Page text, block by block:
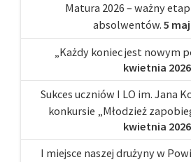
Matura 2026 – ważny
absolwentów. 5
„Każdy koniec jest nowym
kwietnia 2026
Sukces uczniów I LO im. Jana
konkursie „Młodzież
kwietnia 2026
I miejsce naszej drużyny w